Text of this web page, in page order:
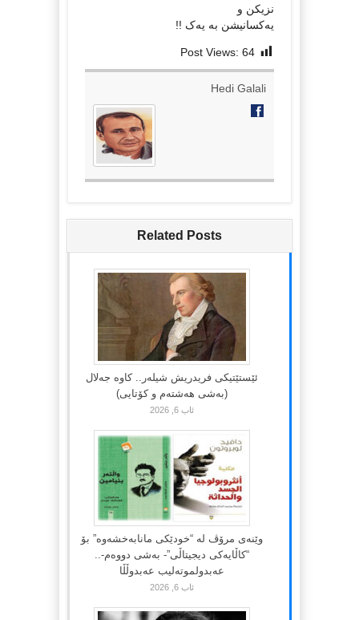
نزیکن و
یەکسانیشن بە یەک !!
Post Views: 64
Hedi Galali
Related Posts
ئێستێتیکی فریدریش شیلەر.. کاوە جەلال
(بەشی هەشتەم و کۆتایی)
ئاب 6, 2026
وێنەی مرۆڤ لە “خودێکی مانابەخشەوە” بۆ
“کاڵایەکی دیجیتاڵی”- بەشی دووەم-..
عەبدولموتەلیب عەبدوڵڵا
ئاب 6, 2026